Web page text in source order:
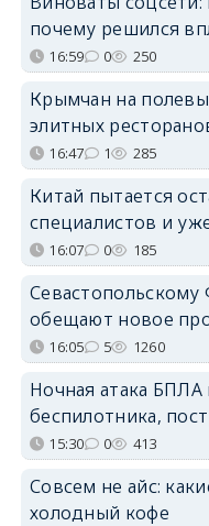
почему решился
16:59 0 250
Крымчан на
элитных
16:47 1 285
Китай пытается
специалистов и
16:07 0 185
обещают новое
16:05 5 1260
Ночная атака БПЛА
беспилотника,
15:30 0 413
Совсем не айс:
холодный кофе